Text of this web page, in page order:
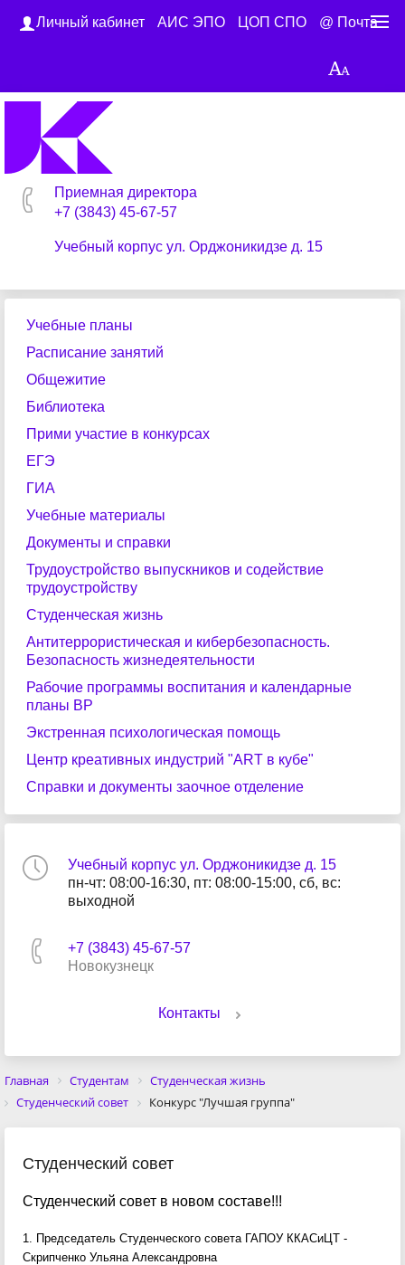
Личный кабинет АИС ЭПО ЦОП СПО @ Почта
Приемная директора
+7 (3843) 45-67-57
Учебный корпус ул. Орджоникидзе д. 15
Учебные планы
Расписание занятий
Общежитие
Библиотека
Прими участие в конкурсах
ЕГЭ
ГИА
Учебные материалы
Документы и справки
Трудоустройство выпускников и содействие
трудоустройству
Студенческая жизнь
Антитеррористическая и кибербезопасность.
Безопасность жизнедеятельности
Рабочие программы воспитания и календарные
планы ВР
Экстренная психологическая помощь
Центр креативных индустрий "ART в кубе"
Справки и документы заочное отделение
Учебный корпус ул. Орджоникидзе д. 15
пн-чт: 08:00-16:30, пт: 08:00-15:00, сб, вс:
выходной
+7 (3843) 45-67-57
Новокузнецк
Контакты
Главная Студентам
Студенческая жизнь
Студенческий совет
Конкурс "Лучшая группа"
Студенческий совет
Студенческий совет в новом составе!!!
1. Председатель Студенческого совета ГАПОУ ККАСиЦТ -
Скрипченко Ульяна Александровна